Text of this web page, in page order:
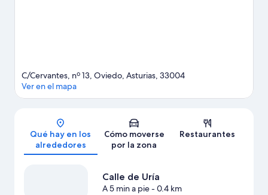
Mapa
C/Cervantes, nº 13, Oviedo, Asturias, 33004
Ver en el mapa
Qué hay en los
alrededores
Cómo moverse
por la zona
Restaurantes
Calle de Uría
A 5 min a pie- 0.4 km